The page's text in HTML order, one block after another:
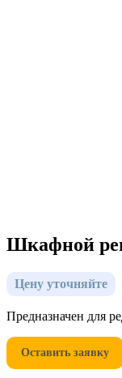
Шкафной
Цену уточняйте
Предназначен для
Оставить заявку